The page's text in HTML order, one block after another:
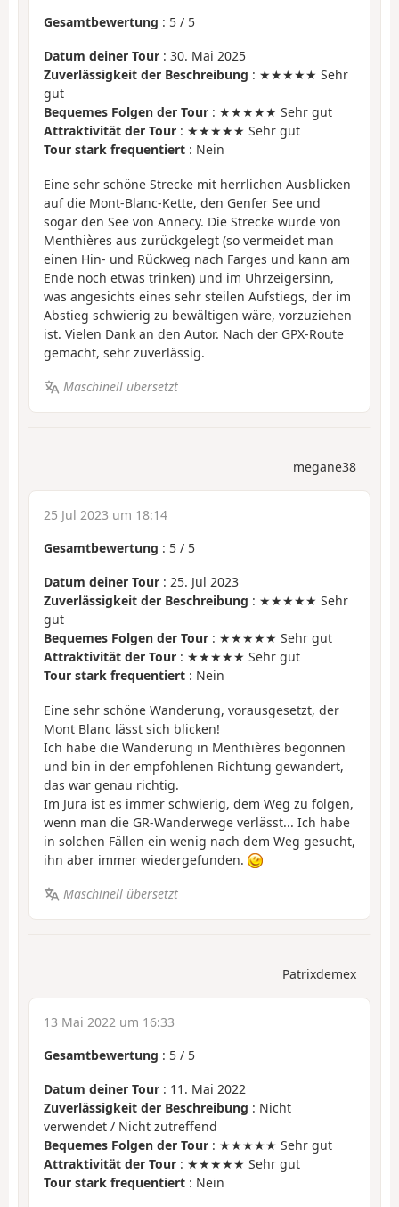
Gesamtbewertung : 5 / 5
Datum deiner Tour : 30. Mai 2025
Zuverlässigkeit der Beschreibung : ★★★★★ Sehr
gut
Bequemes Folgen der Tour : ★★★★★ Sehr gut
Attraktivität der Tour : ★★★★★ Sehr gut
Tour stark frequentiert : Nein
Eine sehr schöne Strecke mit herrlichen Ausblicken
auf die Mont-Blanc-Kette, den Genfer See und
sogar den See von Annecy. Die Strecke wurde von
Menthières aus zurückgelegt (so vermeidet man
einen Hin- und Rückweg nach Farges und kann am
Ende noch etwas trinken) und im Uhrzeigersinn,
was angesichts eines sehr steilen Aufstiegs, der im
Abstieg schwierig zu bewältigen wäre, vorzuziehen
ist. Vielen Dank an den Autor. Nach der GPX-Route
gemacht, sehr zuverlässig.
Maschinell übersetzt
megane38
25 Jul 2023 um 18:14
Gesamtbewertung : 5 / 5
Datum deiner Tour : 25. Jul 2023
Zuverlässigkeit der Beschreibung : ★★★★★ Sehr
gut
Bequemes Folgen der Tour : ★★★★★ Sehr gut
Attraktivität der Tour : ★★★★★ Sehr gut
Tour stark frequentiert : Nein
Eine sehr schöne Wanderung, vorausgesetzt, der
Mont Blanc lässt sich blicken!
Ich habe die Wanderung in Menthières begonnen
und bin in der empfohlenen Richtung gewandert,
das war genau richtig.
Im Jura ist es immer schwierig, dem Weg zu folgen,
wenn man die GR-Wanderwege verlässt... Ich habe
in solchen Fällen ein wenig nach dem Weg gesucht,
ihn aber immer wiedergefunden.
Maschinell übersetzt
Patrixdemex
13 Mai 2022 um 16:33
Gesamtbewertung : 5 / 5
Datum deiner Tour : 11. Mai 2022
Zuverlässigkeit der Beschreibung : Nicht
verwendet / Nicht zutreffend
Bequemes Folgen der Tour : ★★★★★ Sehr gut
Attraktivität der Tour : ★★★★★ Sehr gut
Tour stark frequentiert : Nein